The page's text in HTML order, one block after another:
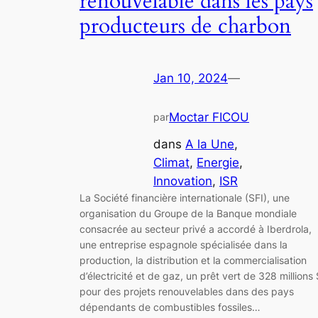
producteurs de charbon
Jan 10, 2024—
parMoctar FICOU
dans A la Une
Climat, Energie
Innovation, ISR
La Société financière internationale (SFI), une
organisation du Groupe de la Banque mondiale
consacrée au secteur privé a accordé à Iberdrola,
une entreprise espagnole spécialisée dans la
production, la distribution et la commercialisation
d’électricité et de gaz, un prêt vert de 328 millions
pour des projets renouvelables dans des pays
dépendants de combustibles fossiles…